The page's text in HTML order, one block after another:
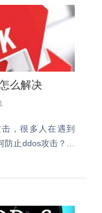
么解决
，很多人在遇到
止ddos攻击？解